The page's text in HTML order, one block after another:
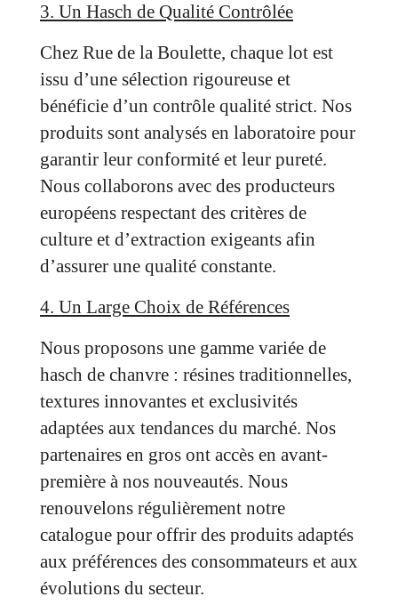
3. Un Hasch de Qualité Contrôlée
Chez Rue de la Boulette, chaque lot est
issu d’une sélection rigoureuse et
bénéficie d’un contrôle qualité strict. Nos
produits sont analysés en laboratoire pour
garantir leur conformité et leur pureté.
Nous collaborons avec des producteurs
européens respectant des critères de
culture et d’extraction exigeants afin
d’assurer une qualité constante.
4. Un Large Choix de Références
Nous proposons une gamme variée de
hasch de chanvre : résines traditionnelles,
textures innovantes et exclusivités
adaptées aux tendances du marché. Nos
partenaires en gros ont accès en avant-
première à nos nouveautés. Nous
renouvelons régulièrement notre
catalogue pour offrir des produits adaptés
aux préférences des consommateurs et aux
évolutions du secteur.